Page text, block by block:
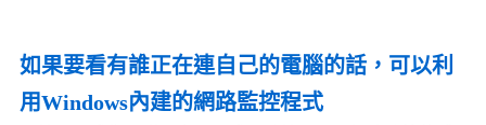
如果要看有誰正在連自己的電腦的話，可以利
用Windows內建的網路監控程式